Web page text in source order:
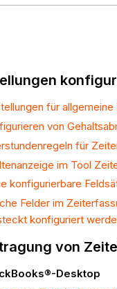
für
von
für
im Tool
konfigurierbare
Felder im
konfiguriert
von
Desktop